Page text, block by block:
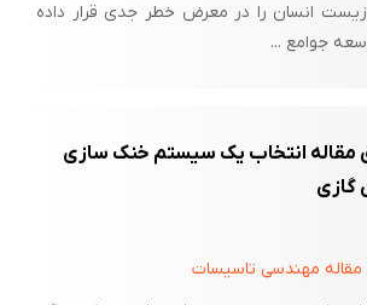
انسان را در معرض خطر جدی قرار داده
جوامع ...
مقاله انتخاب یک سیستم خنک سازی
گازی
مهندسی تاسیسات